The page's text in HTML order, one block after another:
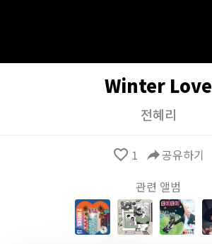
Winter Love
전혜리
favorite_border 1 reply공유하기
관련 앨범